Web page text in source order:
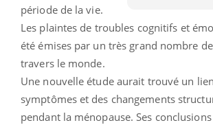
période de la vie.
Les plaintes de troubles cognitifs et
été émises par un très grand nombre
travers le monde.
Une nouvelle étude aurait trouvé un
symptômes et des changements
pendant la ménopause. Ses